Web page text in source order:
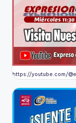
https://youtube.com/